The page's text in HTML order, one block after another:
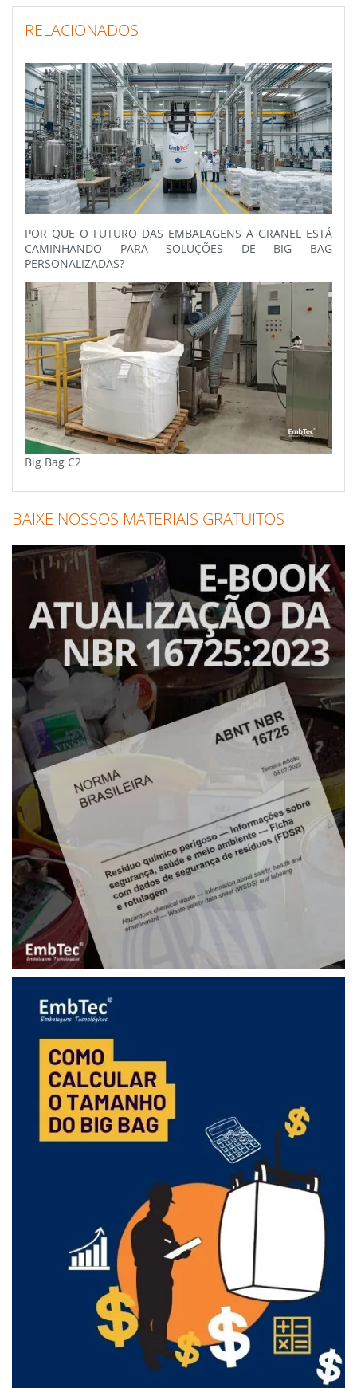
RELACIONADOS
POR QUE O FUTURO DAS EMBALAGENS A GRANEL ESTÁ
CAMINHANDO PARA SOLUÇÕES DE BIG BAG
PERSONALIZADAS?
Big Bag C2
BAIXE NOSSOS MATERIAIS GRATUITOS